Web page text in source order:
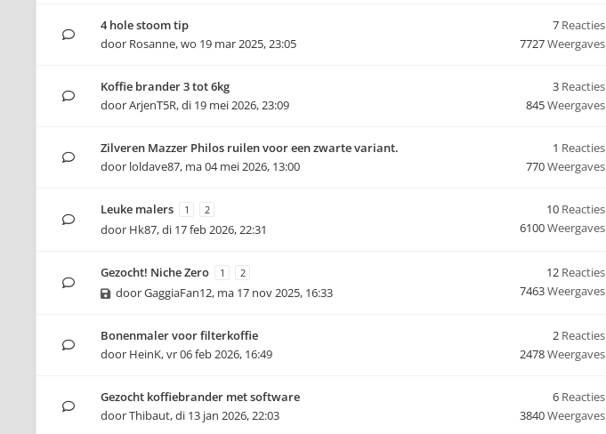
4 hole stoom tip
door Rosanne,wo 19 mar 2025, 23:05
7 Reacties
7727Weergaves
Koffie brander 3 tot 6kg
doorArjenT5R,di 19 mei 2026, 23:09
3 Reacties
845Weergaves
Zilveren Mazzer Philos ruilen voor een zwarte variant.
door loldave87, ma 04 mei 2026, 13:00
1 Reacties
770Weergaves
Leuke malers 1 2
door Hk87,di 17 feb 2026, 22:31
10 Reacties
6100Weergaves
Gezocht! Niche Zero 1 2
doorGaggiaFan12, ma 17 nov 2025, 16:33
12 Reacties
7463Weergaves
Bonenmaler voor filterkoffie
door HeinK,vr 06 feb 2026, 16:49
2 Reacties
2478Weergaves
Gezocht koffiebrander met software
doorThibaut,di 13 jan 2026, 22:03
6 Reacties
3840Weergaves